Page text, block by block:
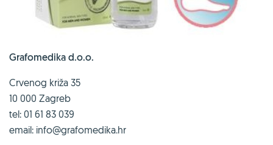
Grafomedika d.o.o.
Crvenog križa 35
10 000 Zagreb
tel: 01 61 83 039
email: info@grafomedika.hr